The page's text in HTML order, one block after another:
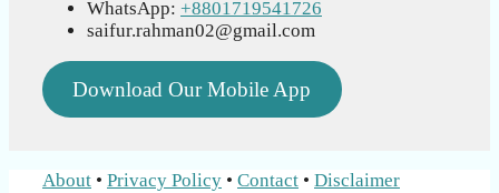
WhatsApp: +8801719541726
saifur.rahman02@gmail.com
Download Our Mobile App
About • Privacy Policy • Contact • Disclaimer